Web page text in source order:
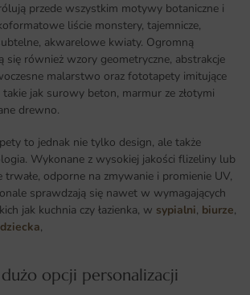
przede wszystkim motywy botaniczne i
liście monstery, tajemnicze,
akwarelowe kwiaty. Ogromną
się również wzory geometryczne, abstrakcje
malarstwo oraz fototapety imitujące
takie jak surowy beton, marmur ze złotymi
drewno.
to jednak nie tylko design, ale także
Wykonane z wysokiej jakości flizeliny lub
odporne na zmywanie i promienie UV,
sprawdzają się nawet w wymagających
jak kuchnia czy łazienka, w sypialni, biurze,
,
opcji personalizacji